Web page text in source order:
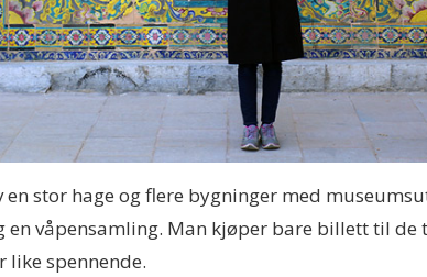
en stor hage og flere bygninger med
en våpensamling. Man kjøper bare billett til de
like spennende.